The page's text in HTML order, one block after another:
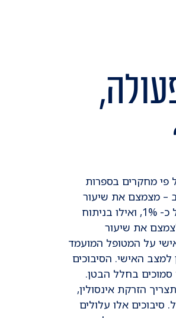
פי מחקרים בספרות
– מצמצם את שיעור
הסיכונים בכ-66%. התמותה הניתוחית בניתוח לכריתת זנב הלבלב עומדת על כ- 1%, ואילו בניתוח
על מנת לצמצם את שיעור
על המטופל המועמד
האישי. הסיבוכים
סמוכים בחלל הבטן.
הזרקת אינסולין,
אלו עלולים